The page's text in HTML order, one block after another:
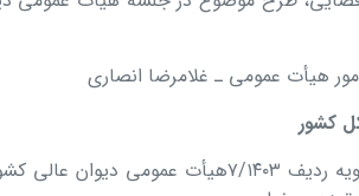
ھیأت عمومی ـ غلامرضا انصاری
کشور
احتراماً در خصوص پرونده وحدت رویه ردیف ٧/